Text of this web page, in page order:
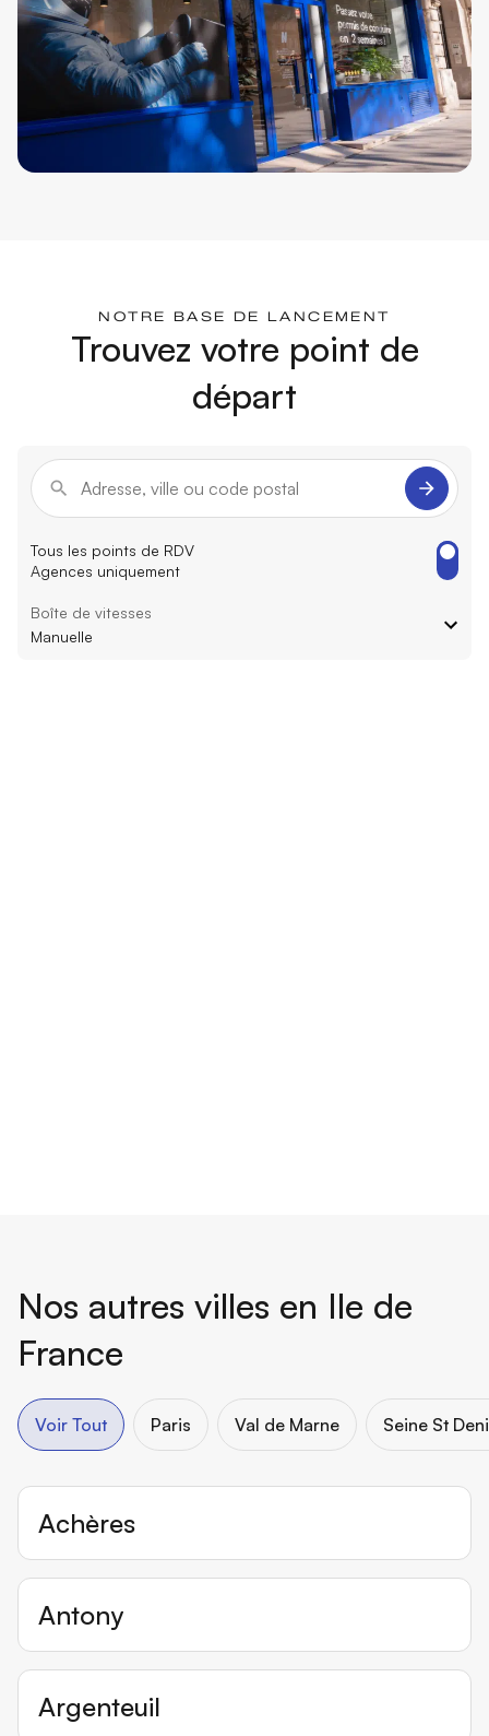
NOTRE BASE DE LANCEMENT
Trouvez votre point de
départ
Tous les points de RDV
Agences uniquement
Boîte de vitesses
Manuelle
Horaires de renseignements
Horaires de renseignements
Nos autres villes en Ile de
France
Voir Tout Paris Val de Marne Seine St
Achères
Antony
Argenteuil